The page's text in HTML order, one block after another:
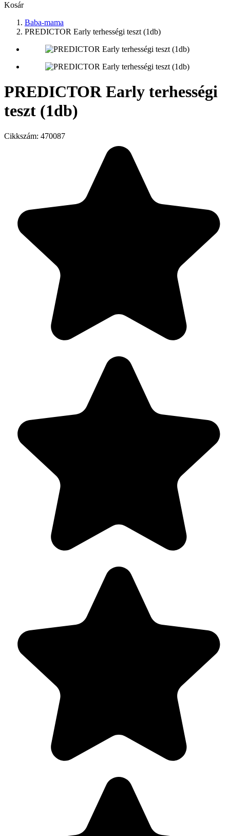
Kosár
Baba-mama
PREDICTOR Early terhességi teszt (1db)
PREDICTOR Early terhességi
teszt (1db)
Cikkszám: 470087